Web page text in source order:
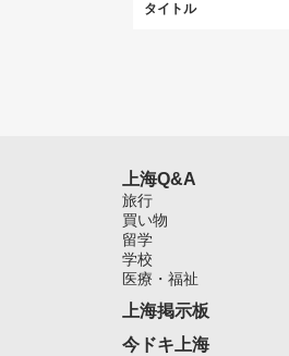
タイトル
上海Q&A
旅行
買い物
留学
学校
医療・福祉
上海掲示板
今ドキ上海